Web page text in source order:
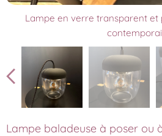
Lampe en verre transparent et
Lampe baladeuse à poser ou